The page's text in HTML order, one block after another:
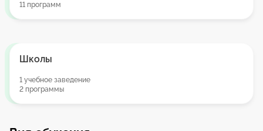
11 программ
Школы
1 учебное заведение
2 программы